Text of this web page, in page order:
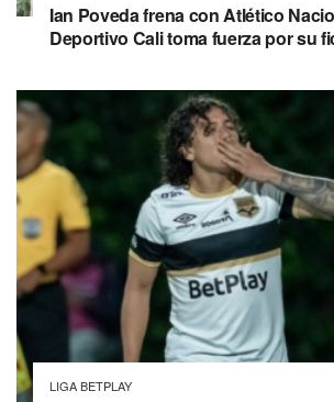
Ian Poveda frena con Atlético
Deportivo Cali toma fuerza por su
LIGA BETPLAY